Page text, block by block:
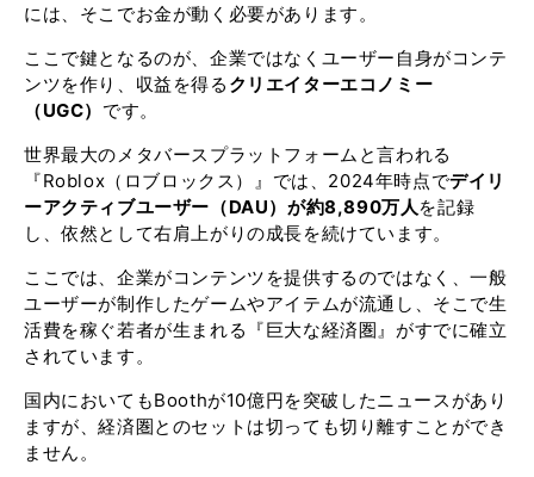
には、そこでお金が動く必要があります。
ここで鍵となるのが、企業ではなくユーザー自身がコンテ
ンツを作り、収益を得る クリエイターエコノミー
（UGC） です。
世界最大のメタバースプラットフォームと言われる
『Roblox（ロブロックス）』では、2024年時点でデイリ
ーアクティブユーザー（DAU）が約8,890万人を記録
し、依然として右肩上がりの成長を続けています。
ここでは、企業がコンテンツを提供するのではなく、一般
ユーザーが制作したゲームやアイテムが流通し、そこで生
活費を稼ぐ若者が生まれる『巨大な経済圏』がすでに確立
されています。
国内においてもBoothが10億円を突破したニュースがあり
ますが、経済圏とのセットは切っても切り離すことができ
ません。